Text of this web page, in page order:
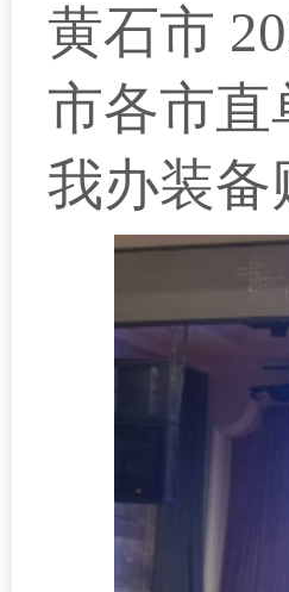
黄石市
市各市直
我办装备